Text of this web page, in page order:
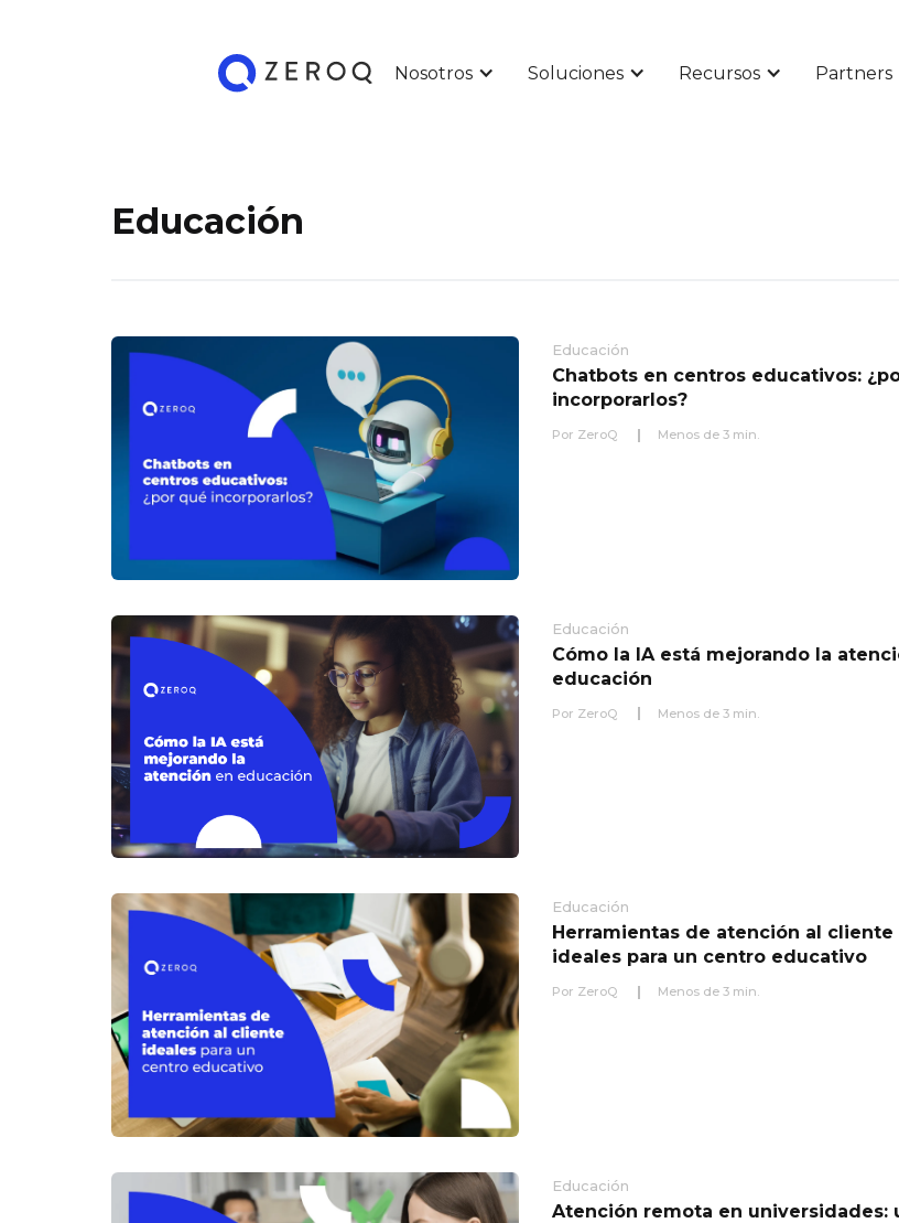
Nosotros Soluciones Recursos Partners
Educación
Educación
Chatbots en centros educativos:
incorporarlos?
Por ZeroQ Menos de 3 min.
Educación
Cómo la IA está mejorando la
educación
Por ZeroQ Menos de 3 min.
Educación
Herramientas de atención al cliente
ideales para un centro educativo
Por ZeroQ Menos de 3 min.
Educación
Atención remota en universidades: